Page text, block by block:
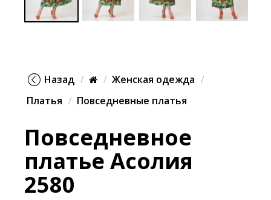
Назад
Женская одежда
Платья
Повседневные платья
Повседневное
платье Асолия
2580